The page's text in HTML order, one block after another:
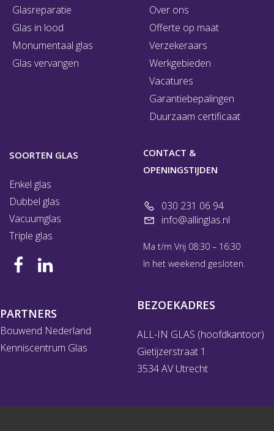
Glasreparatie
Glas in lood
Monumentaal glas
Glas vervangen
Over ons
Offerte op maat
Verzekeraars
Werkgebieden
Vacatures
Garantiebepalingen
Duurzaam certificaat
SOORTEN GLAS
Enkel glas
Dubbel glas
Vacuumglas
Triple glas
CONTACT &
OPENINGSTIJDEN
030 231 06 94
info@allinglas.nl
Ma t/m Vrij 08:30 – 16:30
In het weekend gesloten.
PARTNERS
Bouwend Nederland
Kenniscentrum Glas
BEZOEKADRES
ALL-IN GLAS (hoofdkantoor)
Gietijzerstraat 1
3534 AV Utrecht